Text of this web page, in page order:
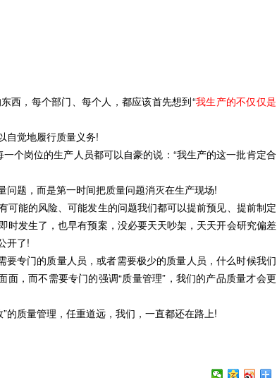
，每个部门、每个人，都应该首先想到“我生产的不仅仅是
觉地履行质量义务!
位的生产人员都可以自豪的说：“我生产的这一批肯定合
，而是第一时间把质量问题消灭在生产现场!
可能的风险、可能发生的问题我们都可以提前预见、提前制定
时发生了，也早有预案，没必要天天吵架，天天开会研究偏差
开了!
专门的质量人员，或者需要极少的质量人员，什么时候我们
面，而不需要专门的强调“质量管理”，我们的产品质量才会更
质量管理，任重道远，我们，一直都还在路上!